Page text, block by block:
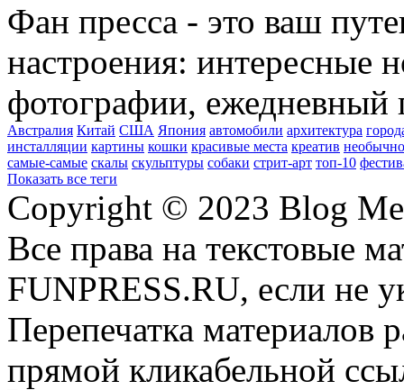
Фан пресса - это ваш
настроения: интересные
фотографии, ежедневный
Австралия Китай США Япония автомобили архитектура
инсталляции картины кошки красивые места креатив
самые-самые скалы скульптуры собаки стрит-арт топ-10
Показать все теги
Copyright © 2023 Blog
Все права на текстовые
FUNPRESS.RU, если не
Перепечатка материалов
прямой кликабельной